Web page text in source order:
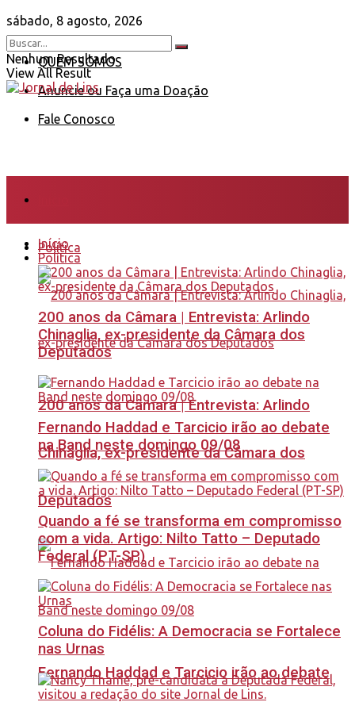
sábado, 8 agosto, 2026
QUEM SOMOS
Anuncie ou Faça uma Doação
Fale Conosco
Nenhum Resultado
View All Result
Política
200 anos da Câmara | Entrevista: Arlindo
Chinaglia, ex-presidente da Câmara dos
Deputados
Fernando Haddad e Tarcicio irão ao debate
Início
Política
200 anos da Câmara | Entrevista: Arlindo
Chinaglia, ex-presidente da Câmara dos
Deputados
Fernando Haddad e Tarcicio irão ao debate
na Band neste domingo 09/08
Quando a fé se transforma em compromisso
com a vida. Artigo: Nilto Tatto – Deputado
Federal (PT-SP)
Coluna do Fidélis: A Democracia se Fortalece
nas Urnas